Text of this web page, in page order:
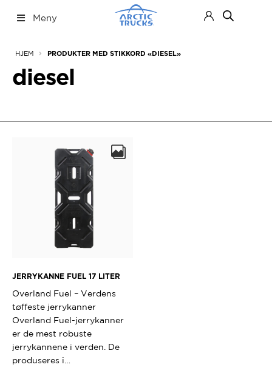
til
til
Meny
HJEM PRODUKTER MED STIKKORD «DIESEL»
diesel
JERRYKANNE FUEL 17 LITER
Overland Fuel – Verdens
tøffeste jerrykanner
Overland Fuel-jerrykanner
er de mest robuste
jerrykannene i verden. De
produseres i…